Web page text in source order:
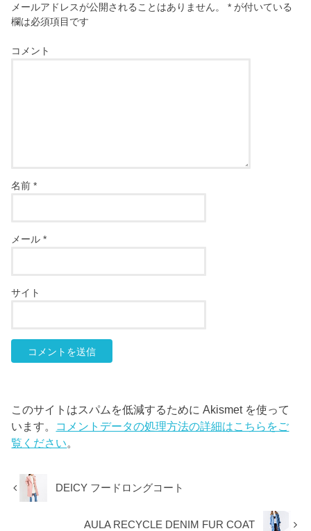
メールアドレスが公開されることはありません。 * が付いている
欄は必須項目です
コメント
名前*
メール*
サイト
このサイトはスパムを低減するために Akismet を使って
います。 コメントデータの処理方法の詳細はこちらをご
覧ください。
DEICY フードロングコート
AULA RECYCLE DENIM FUR COAT